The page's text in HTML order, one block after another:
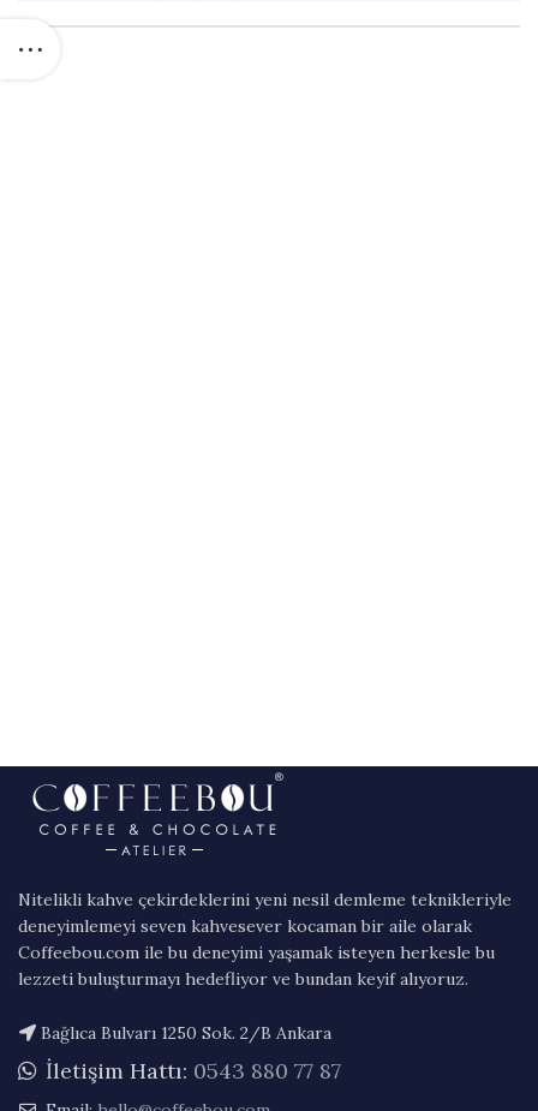
Nitelikli kahve çekirdeklerini yeni nesil demleme teknikleriyle
deneyimlemeyi seven kahvesever kocaman bir aile olarak
Coffeebou.com ile bu deneyimi yaşamak isteyen herkesle bu
lezzeti buluşturmayı hedefliyor ve bundan keyif alıyoruz.
Bağlıca Bulvarı 1250 Sok. 2/B Ankara
İletişim Hattı: 0543 880 77 87